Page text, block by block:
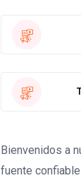
Bienvenidos a
fuente